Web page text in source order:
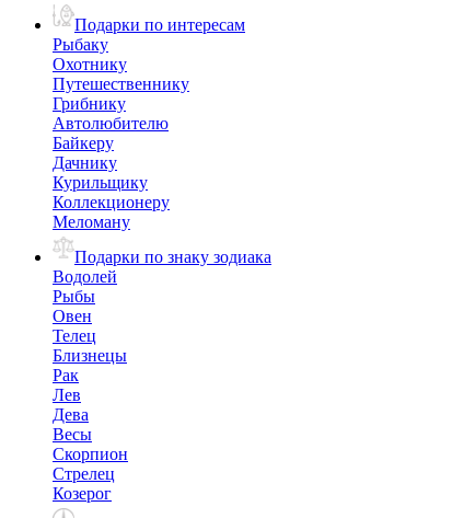
Подарки по интересам
Рыбаку
Охотнику
Путешественнику
Грибнику
Автолюбителю
Байкеру
Дачнику
Курильщику
Коллекционеру
Меломану
Подарки по знаку зодиака
Водолей
Рыбы
Овен
Телец
Близнецы
Рак
Лев
Дева
Весы
Скорпион
Стрелец
Козерог